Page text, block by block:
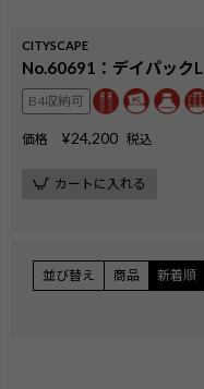
CITYSCAPE
No.60691：デイパックL
B4収納可
価格 ¥24,200 税込
カートに入れる
並び替え 商品 新着順